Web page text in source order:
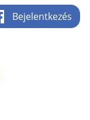
Bejelentkezés